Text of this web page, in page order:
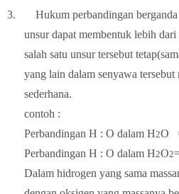
3. Hukum perbandingan
unsur dapat membentuk lebih dari
salah satu unsur tersebut
yang lain dalam senyawa
sederhana.
contoh :
Perbandingan H : O dalam H2O
Perbandingan H : O dalam H2O2
Dalam hidrogen yang sama